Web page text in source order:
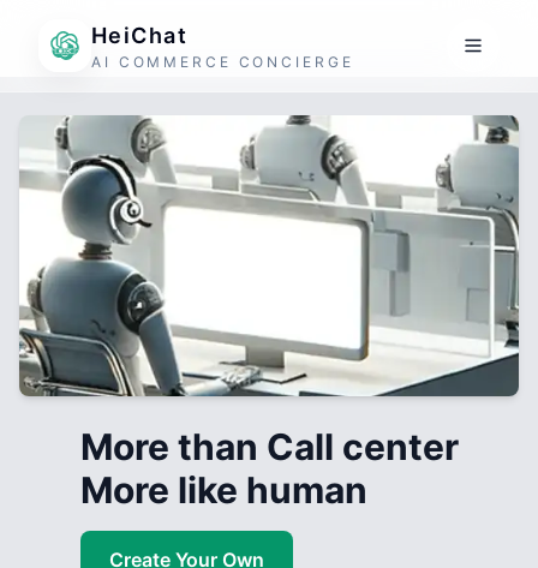
HeiChat
AI COMMERCE CONCIERGE
More than Call center
More like human
Create Your Own